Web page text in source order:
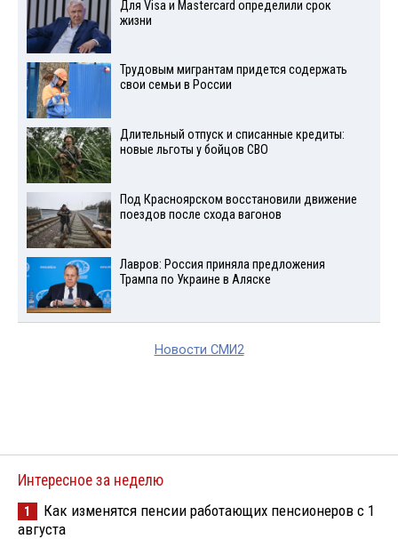
Для Visа и Mastercard определили срок
жизни
Трудовым мигрантам придется содержать
свои семьи в России
Длительный отпуск и списанные кредиты:
новые льготы у бойцов СВО
Под Красноярском восстановили движение
поездов после схода вагонов
Лавров: Россия приняла предложения
Трампа по Украине в Аляске
Новости СМИ2
Интересное за неделю
1
Как изменятся пенсии работающих пенсионеров с 1
августа